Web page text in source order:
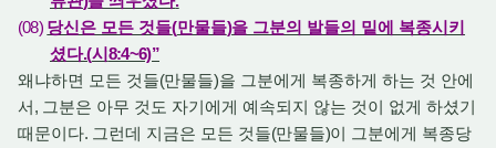
(08) 당신은 모든 것들(만물들)을 그분의 발들의 밑에 복종시키
셨다.(시8:4~6)”
왜냐하면 모든 것들(만물들)을 그분에게 복종하게 하는 것 안에
서, 그분은 아무 것도 자기에게 예속되지 않는 것이 없게 하셨기
때문이다. 그런데 지금은 모든 것들(만물들)이 그분에게 복종당